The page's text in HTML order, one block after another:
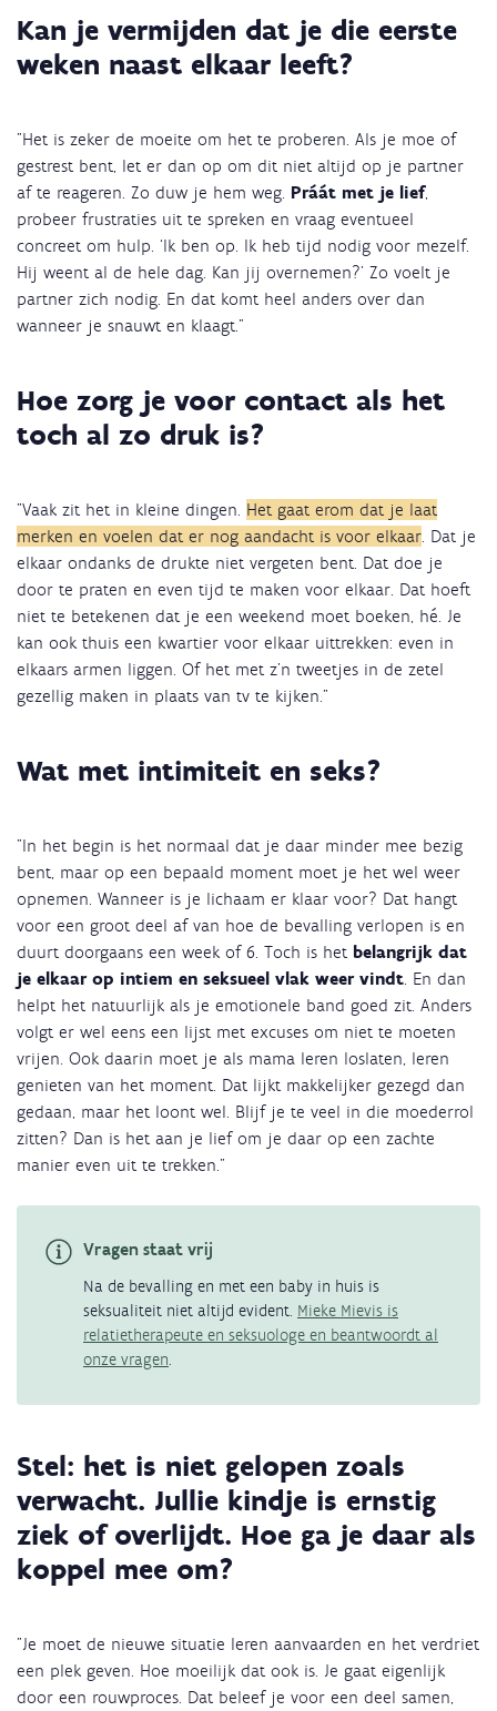
Kan je vermijden dat je die eerste
weken naast elkaar leeft?
"Het is zeker de moeite om het te proberen. Als je moe of
gestrest bent, let er dan op om dit niet altijd op je partner
af te reageren. Zo duw je hem weg. Práát met je lief,
probeer frustraties uit te spreken en vraag eventueel
concreet om hulp. ‘Ik ben op. Ik heb tijd nodig voor mezelf.
Hij weent al de hele dag. Kan jij overnemen?’ Zo voelt je
partner zich nodig. En dat komt heel anders over dan
wanneer je snauwt en klaagt."
Hoe zorg je voor contact als het
toch al zo druk is?
"Vaak zit het in kleine dingen. Het gaat erom dat je laat
merken en voelen dat er nog aandacht is voor elkaar. Dat je
elkaar ondanks de drukte niet vergeten bent. Dat doe je
door te praten en even tijd te maken voor elkaar. Dat hoeft
niet te betekenen dat je een weekend moet boeken, hé. Je
kan ook thuis een kwartier voor elkaar uittrekken: even in
elkaars armen liggen. Of het met z’n tweetjes in de zetel
gezellig maken in plaats van tv te kijken."
Wat met intimiteit en seks?
"In het begin is het normaal dat je daar minder mee bezig
bent, maar op een bepaald moment moet je het wel weer
opnemen. Wanneer is je lichaam er klaar voor? Dat hangt
voor een groot deel af van hoe de bevalling verlopen is en
duurt doorgaans een week of 6. Toch is het belangrijk dat
je elkaar op intiem en seksueel vlak weer vindt. En dan
helpt het natuurlijk als je emotionele band goed zit. Anders
volgt er wel eens een lijst met excuses om niet te moeten
vrijen. Ook daarin moet je als mama leren loslaten, leren
genieten van het moment. Dat lijkt makkelijker gezegd dan
gedaan, maar het loont wel. Blijf je te veel in die moederrol
zitten? Dan is het aan je lief om je daar op een zachte
manier even uit te trekken."
Vragen staat vrij
Na de bevalling en met een baby in huis is
seksualiteit niet altijd evident. Mieke Mievis is
relatietherapeute en seksuologe en beantwoordt al
onze vragen.
Stel: het is niet gelopen zoals
verwacht. Jullie kindje is ernstig
ziek of overlijdt. Hoe ga je daar als
koppel mee om?
"Je moet de nieuwe situatie leren aanvaarden en het verdriet
een plek geven. Hoe moeilijk dat ook is. Je gaat eigenlijk
door een rouwproces. Dat beleef je voor een deel samen,